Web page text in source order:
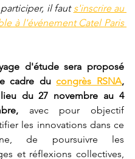
participer, il faut s'inscrire au
à l'événement Catel Paris
d'étude sera proposé
cadre du congrès RSNA,
du 27 novembre au 4
avec pour objectif
les innovations dans ce
de poursuivre les
et réflexions collectives,